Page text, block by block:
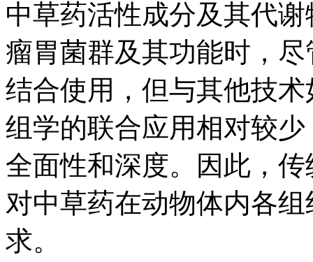
中草药活性成分及其代
瘤胃菌群及其功能时，
结合使用，但与其他技
组学的联合应用相对较
全面性和深度。因此，
对中草药在动物体内各
求。